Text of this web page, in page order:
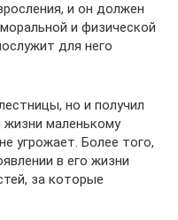
и он должен
и физической
для него
но и получил
жизни маленькому
угрожает. Более того,
в его жизни
за которые